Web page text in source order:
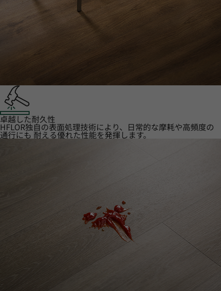
卓越した耐久性
HFLOR独自の表面処理技術により、日常的な摩耗や高頻度の
通行にも 耐える優れた性能を発揮します。